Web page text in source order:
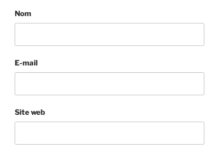
Nom
E-mail
Site web